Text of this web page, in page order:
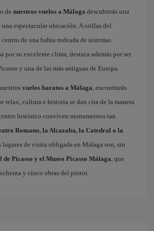
de nuestros vuelos a Málaga descubrirás una
espectacular ubicación. A orillas del
de una bahía rodeada de sistemas
por su excelente clima, destaca además por ser
y una de las más antiguas de Europa.
vuelos baratos a Málaga, encontrarás
relax, cultura e historia se dan cita de la manera
histórico conviven monumentos tan
Romano, la Alcazaba, la Catedral o la
lugares de visita obligada en Málaga son, sin
de Picasso y el Museo Picasso Málaga, que
y cinco obras del pintor.